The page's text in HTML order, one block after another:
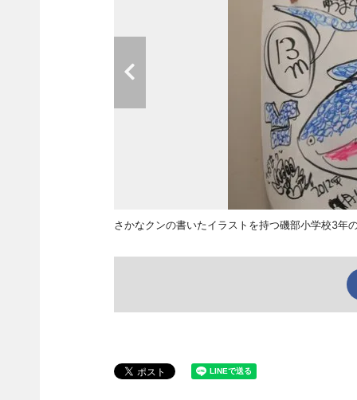
さかなクンの書いたイラストを持つ磯部小学校3